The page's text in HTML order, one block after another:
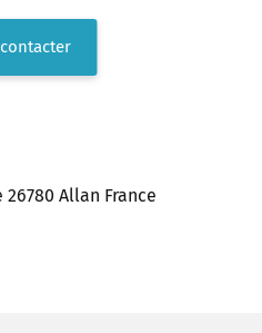
Allan France